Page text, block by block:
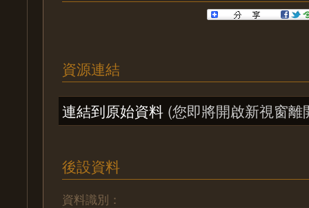
資源連結
連結到原始資料 (您即將開啟新視窗離
後設資料
資料識別：